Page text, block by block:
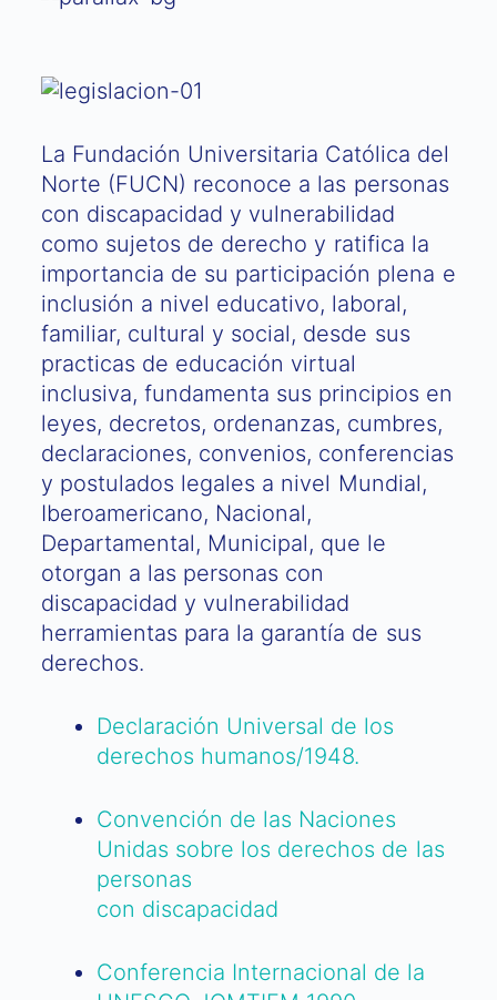
La Fundación Universitaria Católica del
Norte (FUCN) reconoce a las personas
con discapacidad y vulnerabilidad
como sujetos de derecho y ratifica la
importancia de su participación plena e
inclusión a nivel educativo, laboral,
familiar, cultural y social, desde sus
practicas de educación virtual
inclusiva, fundamenta sus principios en
leyes, decretos, ordenanzas, cumbres,
declaraciones, convenios, conferencias
y postulados legales a nivel Mundial,
Iberoamericano, Nacional,
Departamental, Municipal, que le
otorgan a las personas con
discapacidad y vulnerabilidad
herramientas para la garantía de sus
derechos.
Declaración Universal de los
derechos humanos/1948.
Convención de las Naciones
Unidas sobre los derechos de las
personas
con discapacidad
Conferencia Internacional de la